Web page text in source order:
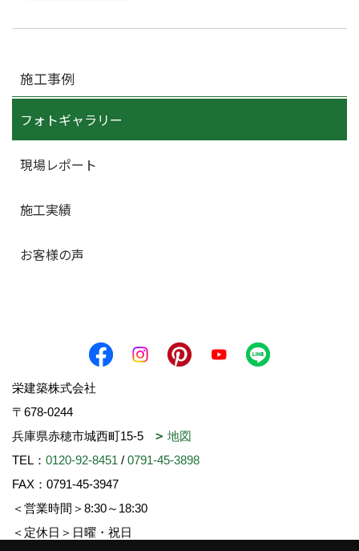
施工事例
フォトギャラリー
現場レポート
施工実績
お客様の声
栄建築株式会社
〒678-0244
兵庫県赤穂市城西町15-5
地図
TEL： 0120-92-8451 / 0791-45-3898
FAX：0791-45-3947
＜営業時間＞8:30～18:30
＜定休日＞日曜・祝日